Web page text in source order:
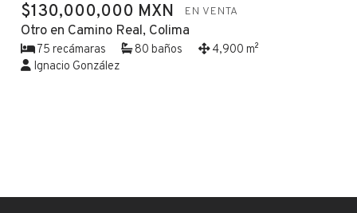
$130,000,000 MXN EN VENTA
Otro en Camino Real, Colima
75 recámaras 80 baños
4,900 m²
Ignacio González